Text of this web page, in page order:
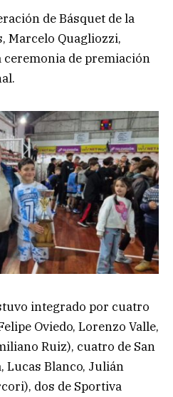
de Básquet de la
Marcelo Quagliozzi,
ceremonia de premiación
integrado por cuatro
Oviedo, Lorenzo Valle,
Ruiz), cuatro de San
Lucas Blanco, Julián
dos de Sportiva